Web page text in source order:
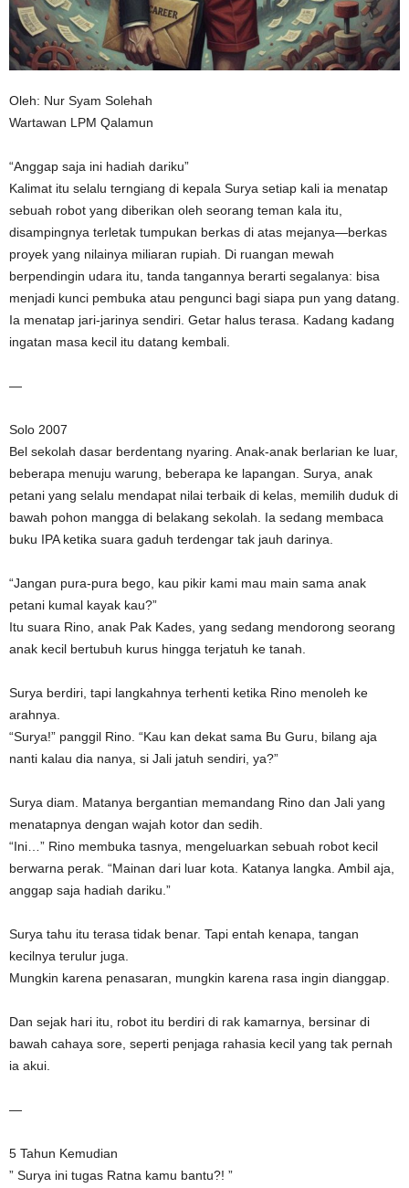
Oleh: Nur Syam Solehah
Wartawan LPM Qalamun
“Anggap saja ini hadiah dariku”
Kalimat itu selalu terngiang di kepala Surya setiap kali ia menatap
sebuah robot yang diberikan oleh seorang teman kala itu,
disampingnya terletak tumpukan berkas di atas mejanya—berkas
proyek yang nilainya miliaran rupiah. Di ruangan mewah
berpendingin udara itu, tanda tangannya berarti segalanya: bisa
menjadi kunci pembuka atau pengunci bagi siapa pun yang datang.
Ia menatap jari-jarinya sendiri. Getar halus terasa. Kadang kadang
ingatan masa kecil itu datang kembali.
—
Solo 2007
Bel sekolah dasar berdentang nyaring. Anak-anak berlarian ke luar,
beberapa menuju warung, beberapa ke lapangan. Surya, anak
petani yang selalu mendapat nilai terbaik di kelas, memilih duduk di
bawah pohon mangga di belakang sekolah. Ia sedang membaca
buku IPA ketika suara gaduh terdengar tak jauh darinya.
“Jangan pura-pura bego, kau pikir kami mau main sama anak
petani kumal kayak kau?”
Itu suara Rino, anak Pak Kades, yang sedang mendorong seorang
anak kecil bertubuh kurus hingga terjatuh ke tanah.
Surya berdiri, tapi langkahnya terhenti ketika Rino menoleh ke
arahnya.
“Surya!” panggil Rino. “Kau kan dekat sama Bu Guru, bilang aja
nanti kalau dia nanya, si Jali jatuh sendiri, ya?”
Surya diam. Matanya bergantian memandang Rino dan Jali yang
menatapnya dengan wajah kotor dan sedih.
“Ini…” Rino membuka tasnya, mengeluarkan sebuah robot kecil
berwarna perak. “Mainan dari luar kota. Katanya langka. Ambil aja,
anggap saja hadiah dariku.”
Surya tahu itu terasa tidak benar. Tapi entah kenapa, tangan
kecilnya terulur juga.
Mungkin karena penasaran, mungkin karena rasa ingin dianggap.
Dan sejak hari itu, robot itu berdiri di rak kamarnya, bersinar di
bawah cahaya sore, seperti penjaga rahasia kecil yang tak pernah
ia akui.
—
5 Tahun Kemudian
” Surya ini tugas Ratna kamu bantu?! ”